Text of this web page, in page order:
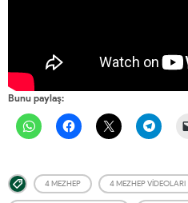
Bunu paylaş:
4 MEZHEP 4 MEZHEP VIDEOLARI